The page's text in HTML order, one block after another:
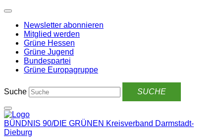
Weiter
Inhalt
Newsletter abonnieren
Mitglied werden
Grüne Hessen
Grüne Jugend
Bundespartei
Grüne Europagruppe
Suche
BÜNDNIS 90/DIE GRÜNEN Kreisverband Darmstadt-
Dieburg